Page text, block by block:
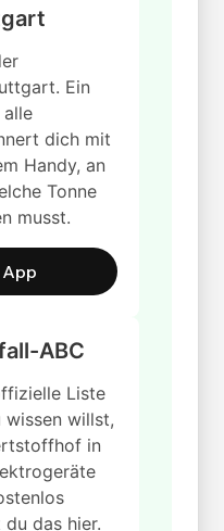
Ein
dich mit
Handy, an
Tonne
musst.
ABC
Liste
wissen willst,
in
das hier.